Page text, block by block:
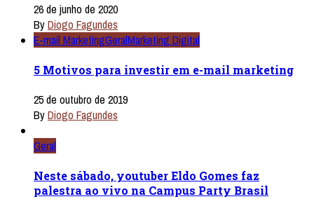
26 de junho de 2020
ByDiogo Fagundes
E-mail MarketingGeralMarketing Digital
5 Motivos para investir em e-mail marketing
25 de outubro de 2019
ByDiogo Fagundes
Geral
Neste sábado, youtuber Eldo Gomes faz
palestra ao vivo na Campus Party Brasil